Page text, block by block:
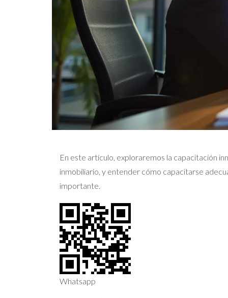
En este artículo, exploraremos la capacitación
inmobiliario, y entender cómo capacitarse
importante.
Whatsapp